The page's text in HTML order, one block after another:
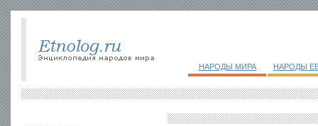
НАРОДЫ МИРА НАРОДЫ